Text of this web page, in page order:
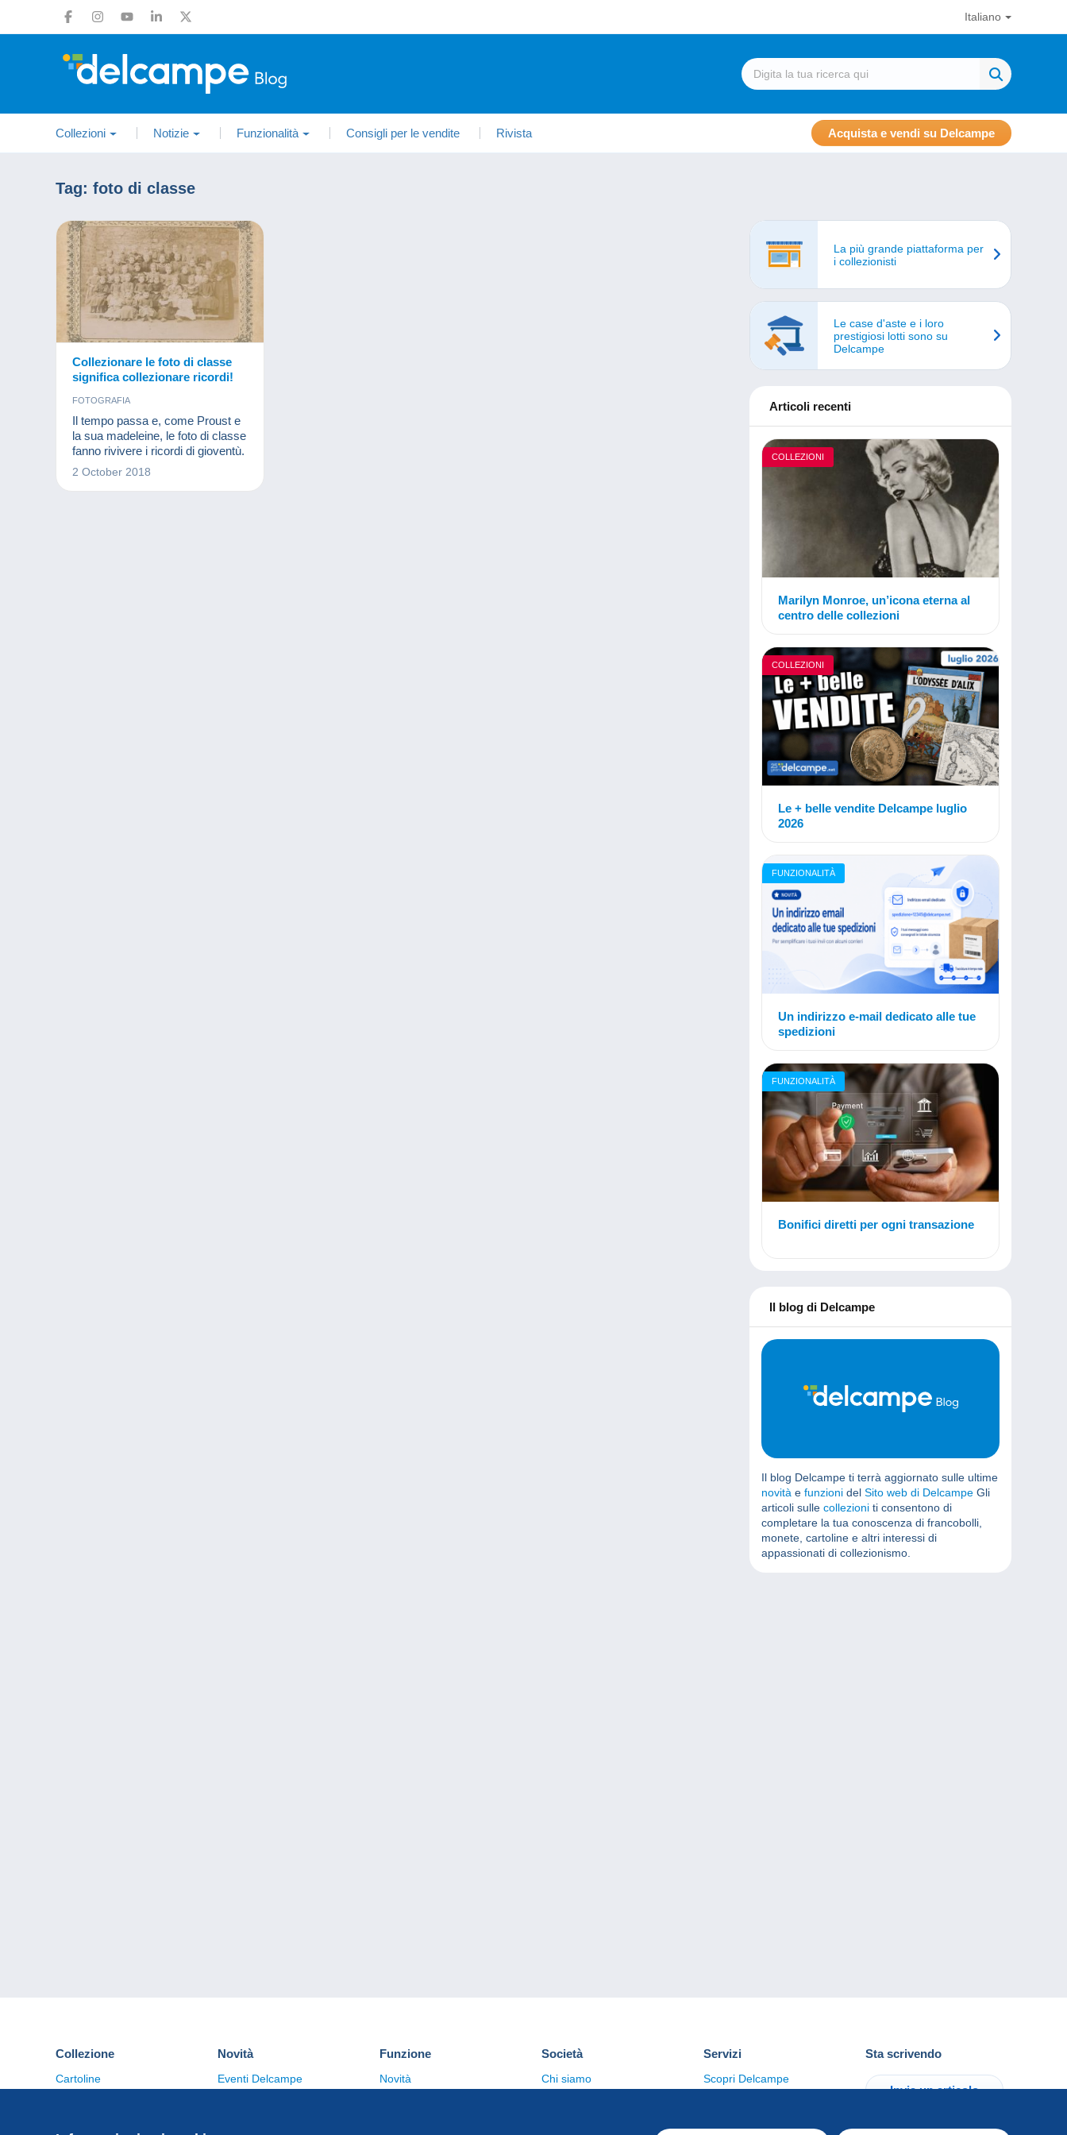
Italiano
Collezioni Notizie Funzionalità Consigli per le vendite Rivista Acquista e vendi su Delcampe
Tag: foto di classe
Collezionare le foto di classe
significa collezionare ricordi!
FOTOGRAFIA
Il tempo passa e, come Proust e
la sua madeleine, le foto di classe
fanno rivivere i ricordi di gioventù.
2 October 2018
La più grande piattaforma per
i collezionisti
Le case d'aste e i loro
prestigiosi lotti sono su
Delcampe
Articoli recenti
COLLEZIONI
Marilyn Monroe, un’icona eterna al
centro delle collezioni
COLLEZIONI
Le + belle vendite Delcampe luglio
2026
FUNZIONALITÀ
Un indirizzo e-mail dedicato alle tue
spedizioni
FUNZIONALITÀ
Bonifici diretti per ogni transazione
Il blog di Delcampe
Il blog Delcampe ti terrà aggiornato sulle ultime
novità e funzioni del Sito web di Delcampe Gli
articoli sulle collezioni ti consentono di
completare la tua conoscenza di francobolli,
monete, cartoline e altri interessi di
appassionati di collezionismo.
Collezione
Cartoline
Novità
Eventi Delcampe
Funzione
Novità
Società
Chi siamo
Servizi
Scopri Delcampe
Sta scrivendo
Invia un articolo